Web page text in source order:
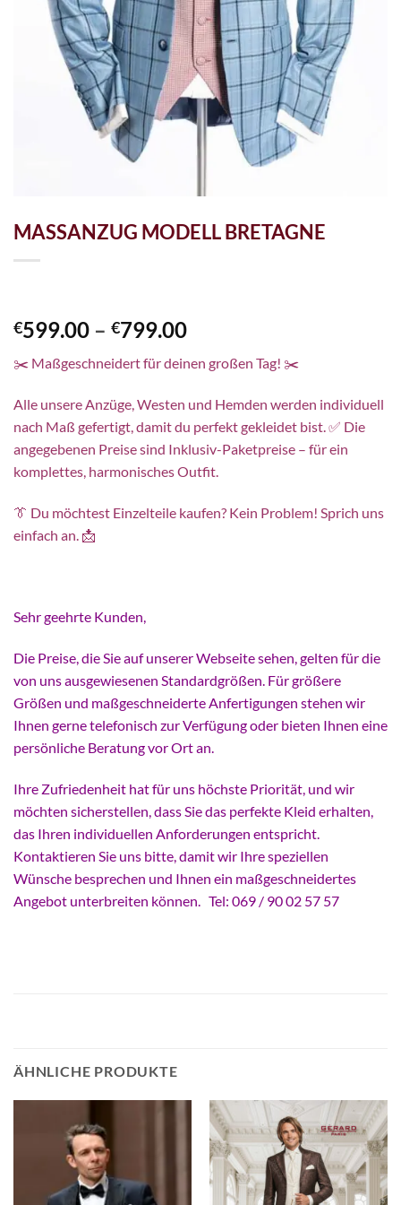
MASSANZUG MODELL BRETAGNE
€599.00 – €799.00Preisspanne:
bis
€799.00
✂️ Maßgeschneidert für deinen großen Tag! ✂️
Alle unsere Anzüge, Westen und Hemden werden individuell
nach Maß gefertigt, damit du perfekt gekleidet bist. ✅ Die
angegebenen Preise sind Inklusiv-Paketpreise – für ein
komplettes, harmonisches Outfit.
👔 Du möchtest Einzelteile kaufen? Kein Problem! Sprich uns
einfach an. 📩
Sehr geehrte Kunden,
Die Preise, die Sie auf unserer Webseite sehen, gelten für die
von uns ausgewiesenen Standardgrößen. Für größere
Größen und maßgeschneiderte Anfertigungen stehen wir
Ihnen gerne telefonisch zur Verfügung oder bieten Ihnen eine
persönliche Beratung vor Ort an.
Ihre Zufriedenheit hat für uns höchste Priorität, und wir
möchten sicherstellen, dass Sie das perfekte Kleid erhalten,
das Ihren individuellen Anforderungen entspricht.
Kontaktieren Sie uns bitte, damit wir Ihre speziellen
Wünsche besprechen und Ihnen ein maßgeschneidertes
Angebot unterbreiten können. Tel: 069 / 90 02 57 57
ÄHNLICHE PRODUKTE